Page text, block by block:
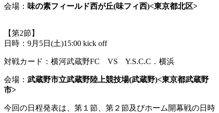
会場： 味の素フィールド西が丘(味フィ西)<東京都北区>
【第2節】
日時：9月5日(土)15:00 kick off
対戦カード：横河武蔵野FC VS Y.S.C.C．横浜
会場： 武蔵野市立武蔵野陸上競技場(武蔵野)<東京都武蔵野
市>
今回の日程発表は、第１節、第２節及びホーム開幕戦の日時